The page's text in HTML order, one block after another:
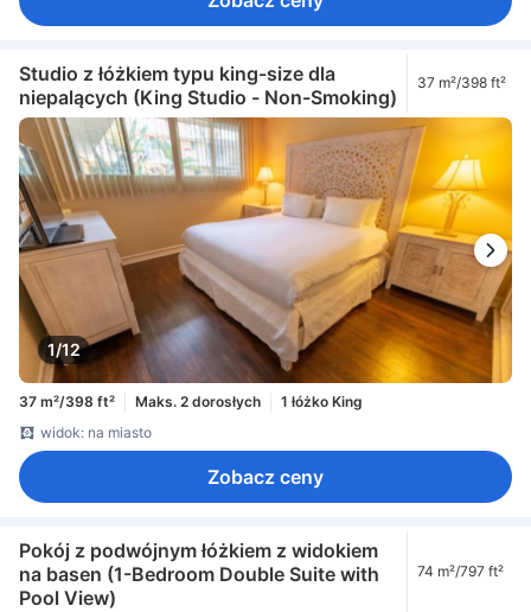
Studio z łóżkiem typu king-size dla
niepalących (King Studio - Non-Smoking)
37 m²/398 ft²
1/12
37 m²/398 ft² Maks. 2 dorosłych
1 łóżko King
widok: na miasto
Zobacz ceny
Pokój z podwójnym łóżkiem z widokiem
na basen (1-Bedroom Double Suite with
Pool View)
74 m²/797 ft²